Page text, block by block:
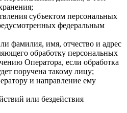
субъектом персональных
федеральным
фамилия, имя, отчество и адрес
обработку персональных
Оператора, если обработка
поручена такому лицу;
и направление ему
или бездействия